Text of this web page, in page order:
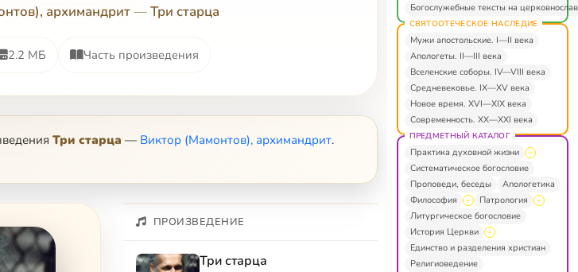
архимандрит—Три старца
2.2 МБ Часть произведения
Три старца — Виктор (Мамонтов), архимандрит.
ПРОИЗВЕДЕНИЕ
Три старца
Богослужебные тексты на
СВЯТООТЕЧЕСКОЕ НАСЛЕДИЕ
Мужи апостольские. I—II века
Апологеты. II—III века
Вселенские соборы. IV—VIII века
Средневековье. IX—XV века
Новое время. XVI—XIX века
Современность. XX—XXI века
ПРЕДМЕТНЫЙ КАТАЛОГ
Практика духовной жизни
Систематическое богословие
Проповеди, беседы
Апологетика
Философия
Патрология
Литургическое богословие
История Церкви
Единство и разделения христиан
Религиоведение